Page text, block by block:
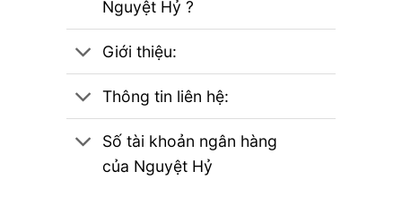
Nguyệt Hỷ ?
Giới thiệu:
Thông tin liên hệ:
Số tài khoản ngân hàng
của Nguyệt Hỷ